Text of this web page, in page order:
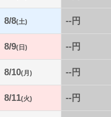
8/8(土) --円
8/9(日) --円
8/10(月) --円
8/11(火) --円